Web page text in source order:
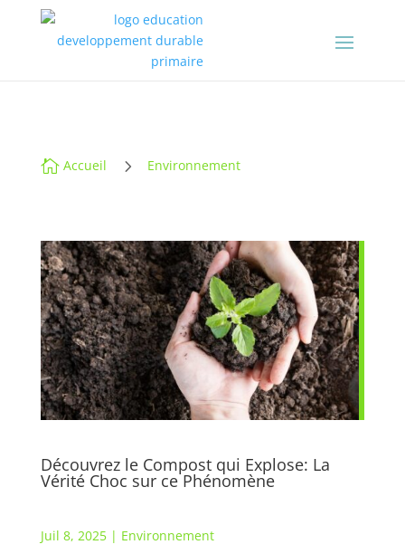
 Accueil 5 Environnement
Découvrez le Compost qui Explose: La
Vérité Choc sur ce Phénomène
Juil 8, 2025| Environnement